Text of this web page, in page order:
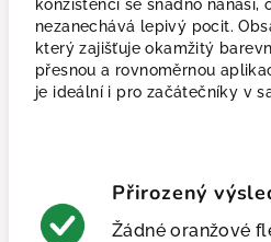
konzistenci se snadno nanáší,
nezanechává lepivý pocit.
který zajišťuje okamžitý
přesnou a rovnoměrnou
je ideální i pro začátečníky v
Přirozený
Žádné oranžové